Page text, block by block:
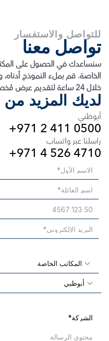
للتواصل والاستفسار
تواصل معنا
خلال 24 ساعة لتقديم عرض مُخصص.
لديك المزيد من
أبوظبي
+971 2 411 0500
راسلنا عبر واتساب
+971 4 526 4710